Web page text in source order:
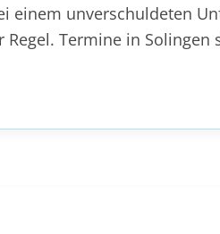
einem unverschuldeten
Termine in